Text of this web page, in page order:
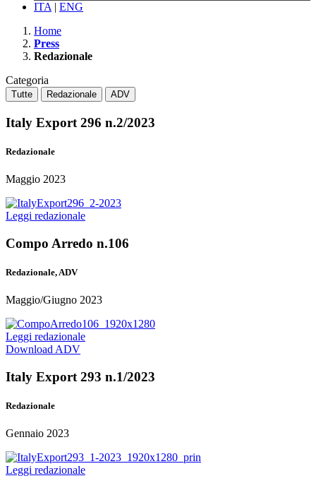
ITA | ENG
Home
Press
Redazionale
Categoria
Tutte Redazionale ADV
Italy Export 296 n.2/2023
Redazionale
Maggio 2023
Leggi redazionale
Compo Arredo n.106
Redazionale, ADV
Maggio/Giugno 2023
Leggi redazionale
Download ADV
Italy Export 293 n.1/2023
Redazionale
Gennaio 2023
Leggi redazionale